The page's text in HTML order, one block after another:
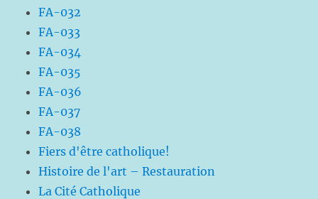
FA-032
FA-033
FA-034
FA-035
FA-036
FA-037
FA-038
Fiers d'être catholique!
Histoire de l'art – Restauration
La Cité Catholique